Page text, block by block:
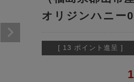
オリジンハニー
[ 13 ポイント進呈 ]